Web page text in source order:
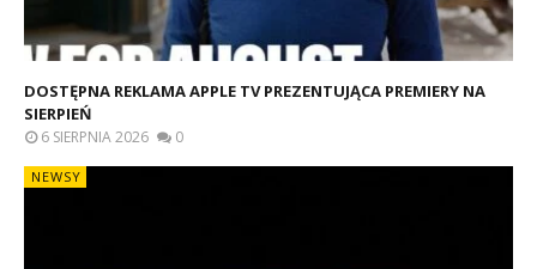
DOSTĘPNA REKLAMA APPLE TV PREZENTUJĄCA PREMIERY NA
SIERPIEŃ
6 SIERPNIA 2026 0
NEWSY